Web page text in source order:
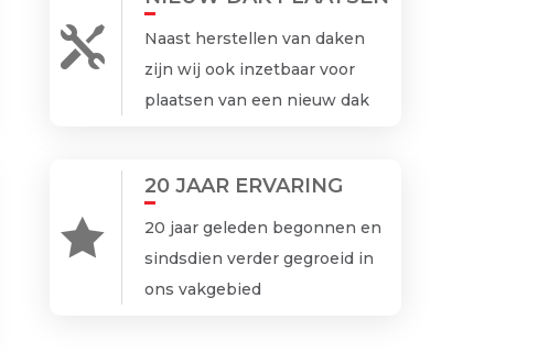

Naast herstellen van daken
zijn wij ook inzetbaar voor
plaatsen van een nieuw dak

20 JAAR ERVARING
20 jaar geleden begonnen en
sindsdien verder gegroeid in
ons vakgebied